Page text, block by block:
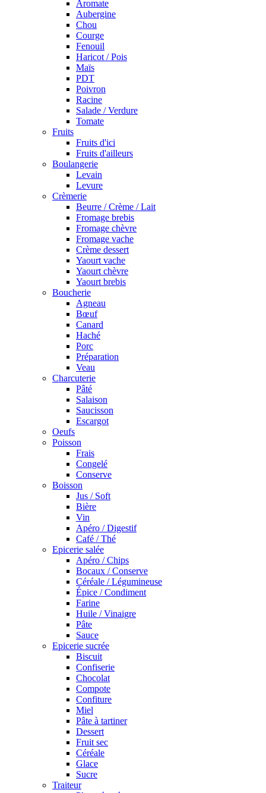
Aromate
Aubergine
Chou
Courge
Fenouil
Haricot / Pois
Maïs
PDT
Poivron
Racine
Salade / Verdure
Tomate
Fruits
Fruits d'ici
Fruits d'ailleurs
Boulangerie
Levain
Levure
Crèmerie
Beurre / Crème / Lait
Fromage brebis
Fromage chèvre
Fromage vache
Crème dessert
Yaourt vache
Yaourt chèvre
Yaourt brebis
Boucherie
Agneau
Bœuf
Canard
Haché
Porc
Préparation
Veau
Charcuterie
Pâté
Salaison
Saucisson
Escargot
Oeufs
Poisson
Frais
Congelé
Conserve
Boisson
Jus / Soft
Bière
Vin
Apéro / Digestif
Café / Thé
Epicerie salée
Apéro / Chips
Bocaux / Conserve
Céréale / Légumineuse
Épice / Condiment
Farine
Huile / Vinaigre
Pâte
Sauce
Epicerie sucrée
Biscuit
Confiserie
Chocolat
Compote
Confiture
Miel
Pâte à tartiner
Dessert
Fruit sec
Céréale
Glace
Sucre
Traiteur